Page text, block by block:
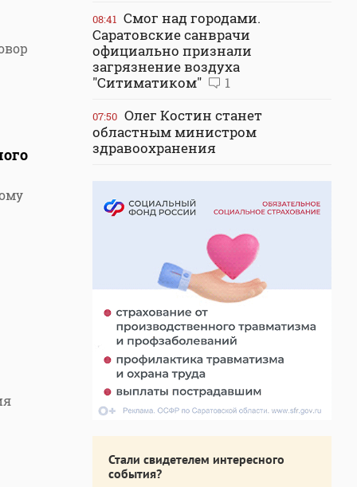
08:41 Смог над городами.
Саратовские санврачи
официально признали
загрязнение воздуха
"Ситиматиком"
1
07:50 Олег Костин станет
областным министром
здравоохранения
Стали свидетелем интересного
события?